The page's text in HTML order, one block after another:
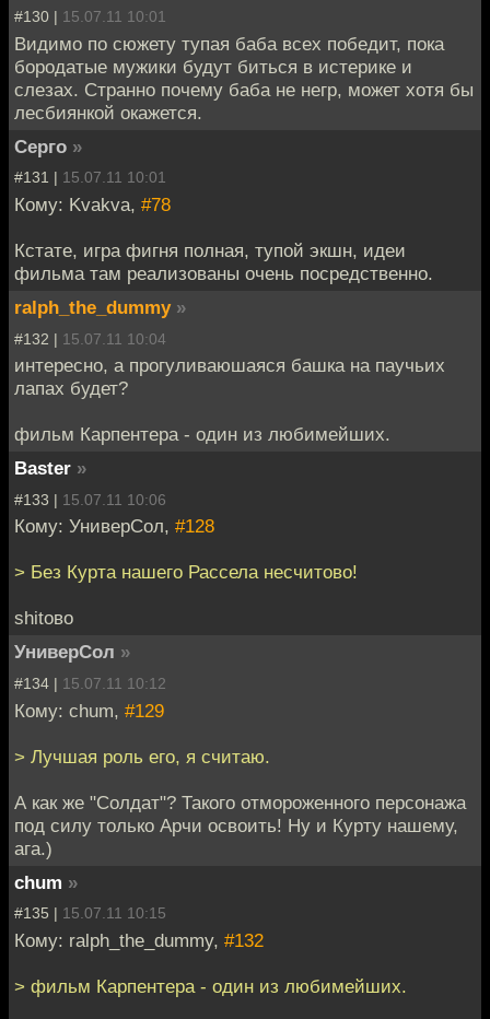
#130 | 15.07.11 10:01
Видимо по сюжету тупая баба всех победит, пока
бородатые мужики будут биться в истерике и
слезах. Странно почему баба не негр, может хотя бы
лесбиянкой окажется.
Серго »
#131 | 15.07.11 10:01
Кому: Kvakva, #78
Кстате, игра фигня полная, тупой экшн, идеи
фильма там реализованы очень посредственно.
ralph_the_dummy »
#132 | 15.07.11 10:04
интересно, а прогуливаюшаяся башка на паучьих
лапах будет?
фильм Карпентера - один из любимейших.
Baster »
#133 | 15.07.11 10:06
Кому: УниверСол, #128
> Без Курта нашего Рассела несчитово!
shitово
УниверСол »
#134 | 15.07.11 10:12
Кому: chum, #129
> Лучшая роль его, я считаю.
А как же "Солдат"? Такого отмороженного персонажа
под силу только Арчи освоить! Ну и Курту нашему,
ага.)
chum »
#135 | 15.07.11 10:15
Кому: ralph_the_dummy, #132
> фильм Карпентера - один из любимейших.